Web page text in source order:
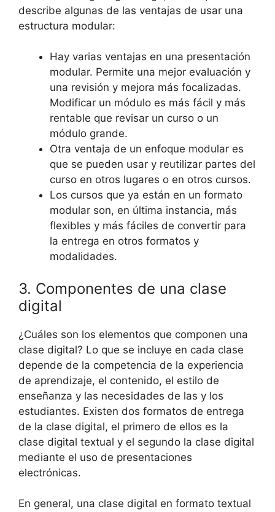
describe algunas de las ventajas de usar una
estructura modular:
Hay varias ventajas en una presentación
modular. Permite una mejor evaluación y
una revisión y mejora más focalizadas.
Modificar un módulo es más fácil y más
rentable que revisar un curso o un
módulo grande.
Otra ventaja de un enfoque modular es
que se pueden usar y reutilizar partes del
curso en otros lugares o en otros cursos.
Los cursos que ya están en un formato
modular son, en última instancia, más
flexibles y más fáciles de convertir para
la entrega en otros formatos y
modalidades.
3. Componentes de una clase
digital
¿Cuáles son los elementos que componen una
clase digital? Lo que se incluye en cada clase
depende de la competencia de la experiencia
de aprendizaje, el contenido, el estilo de
enseñanza y las necesidades de las y los
estudiantes. Existen dos formatos de entrega
de la clase digital, el primero de ellos es la
clase digital textual y el segundo la clase digital
mediante el uso de presentaciones
electrónicas.
En general, una clase digital en formato textual